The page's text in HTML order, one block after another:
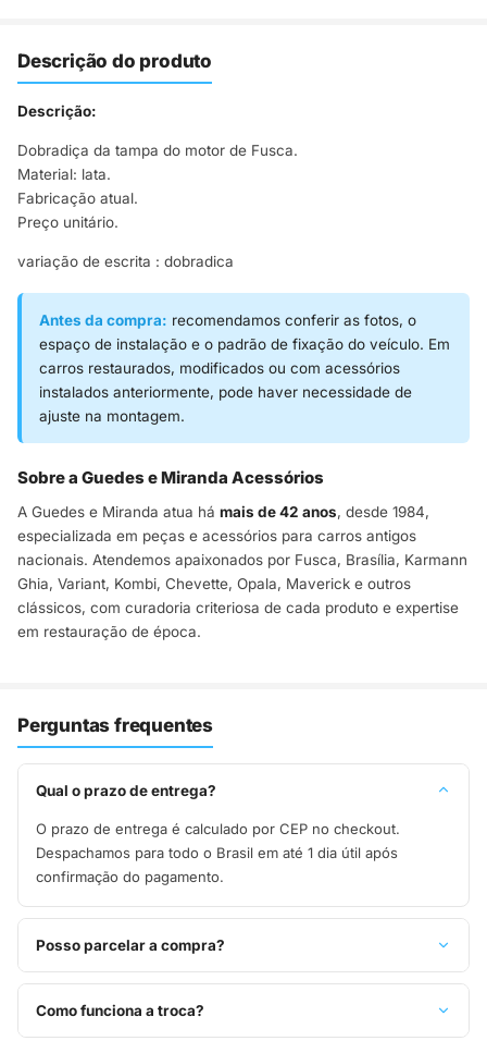
Descrição do produto
Descrição:
Dobradiça da tampa do motor de Fusca.
Material: lata.
Fabricação atual.
Preço unitário.
variação de escrita : dobradica
Antes da compra: recomendamos conferir as fotos, o
espaço de instalação e o padrão de fixação do veículo. Em
carros restaurados, modificados ou com acessórios
instalados anteriormente, pode haver necessidade de
ajuste na montagem.
Sobre a Guedes e Miranda Acessórios
A Guedes e Miranda atua há mais de 42 anos, desde 1984,
especializada em peças e acessórios para carros antigos
nacionais. Atendemos apaixonados por Fusca, Brasília, Karmann
Ghia, Variant, Kombi, Chevette, Opala, Maverick e outros
clássicos, com curadoria criteriosa de cada produto e expertise
em restauração de época.
Perguntas frequentes
Qual o prazo de entrega?
O prazo de entrega é calculado por CEP no checkout.
Despachamos para todo o Brasil em até 1 dia útil após
confirmação do pagamento.
Posso parcelar a compra?
Sim, parcelamos em até 10x sem juros no cartão de crédito,
ou pague à vista no Pix com 8% de desconto.
Como funciona a troca?